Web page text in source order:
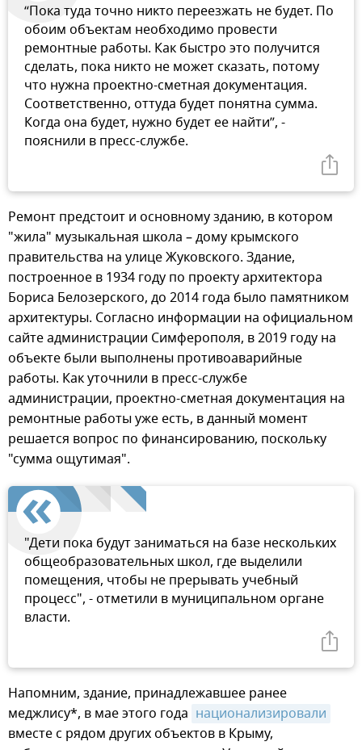
“Пока туда точно никто переезжать не будет. По
обоим объектам необходимо провести
ремонтные работы. Как быстро это получится
сделать, пока никто не может сказать, потому
что нужна проектно-сметная документация.
Соответственно, оттуда будет понятна сумма.
Когда она будет, нужно будет ее найти”, -
пояснили в пресс-службе.
Ремонт предстоит и основному зданию, в котором
"жила" музыкальная школа – дому крымского
правительства на улице Жуковского. Здание,
построенное в 1934 году по проекту архитектора
Бориса Белозерского, до 2014 года было памятником
архитектуры. Согласно информации на официальном
сайте администрации Симферополя, в 2019 году на
объекте были выполнены противоаварийные
работы. Как уточнили в пресс-службе
администрации, проектно-сметная документация на
ремонтные работы уже есть, в данный момент
решается вопрос по финансированию, поскольку
"сумма ощутимая".
"Дети пока будут заниматься на базе нескольких
общеобразовательных школ, где выделили
помещения, чтобы не прерывать учебный
процесс", - отметили в муниципальном органе
власти.
Напомним, здание, принадлежавшее ранее
меджлису*, в мае этого года национализировали
вместе с рядом других объектов в Крыму,